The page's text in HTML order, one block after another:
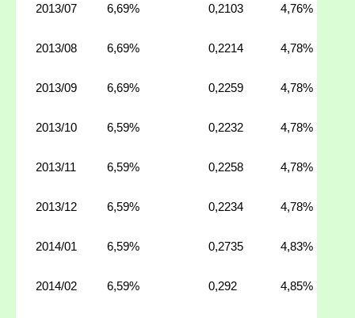
2013/07 6,69% 0,2103 4,76%
2013/08 6,69% 0,2214 4,78%
2013/09 6,69% 0,2259 4,78%
2013/10 6,59% 0,2232 4,78%
2013/11 6,59% 0,2258 4,78%
2013/12 6,59% 0,2234 4,78%
2014/01 6,59% 0,2735 4,83%
2014/02 6,59% 0,292 4,85%